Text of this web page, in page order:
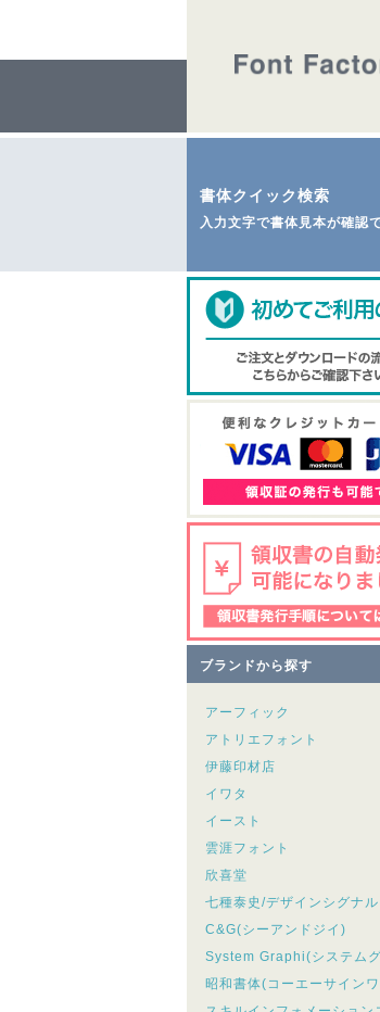
書体クイック検索
入力文字で書体見本が確認
ブランドから探す
アーフィック
アトリエフォント
伊藤印材店
イワタ
イースト
雲涯フォント
欣喜堂
七種泰史/デザインシグナル
C&G(シーアンドジイ)
System Graphi(システム
昭和書体(コーエーサイン